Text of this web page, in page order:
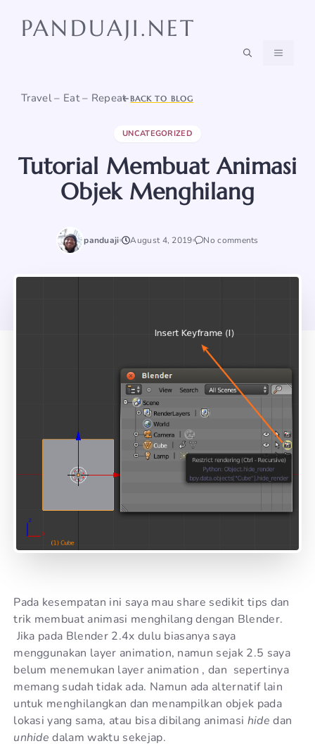
PANDUAJI.NET
Travel – Eat – Repeat
MENU
BACK TO BLOG
UNCATEGORIZED
Tutorial Membuat Animasi
Objek Menghilang
panduaji August 4, 2019 No comments
Pada kesempatan ini saya mau share sedikit tips dan
trik membuat animasi menghilang dengan Blender.
Jika pada Blender 2.4x dulu biasanya saya
menggunakan layer animation, namun sejak 2.5 saya
belum menemukan layer animation , dan sepertinya
memang sudah tidak ada. Namun ada alternatif lain
untuk menghilangkan dan menampilkan objek pada
lokasi yang sama, atau bisa dibilang animasi hide dan
unhidedalam waktu sekejap.